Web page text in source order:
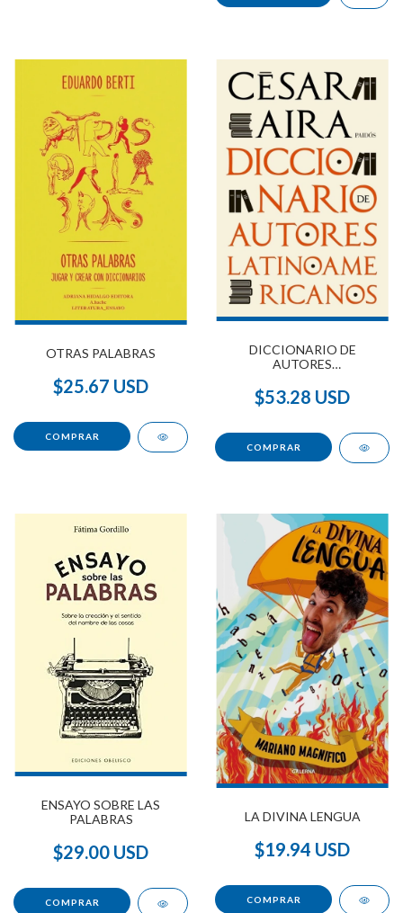
OTRAS PALABRAS
$25.67 USD
DICCIONARIO DE
AUTORES
$53.28 USD
ENSAYO SOBRE LAS
PALABRAS
$29.00 USD
LA DIVINA LENGUA
$19.94 USD